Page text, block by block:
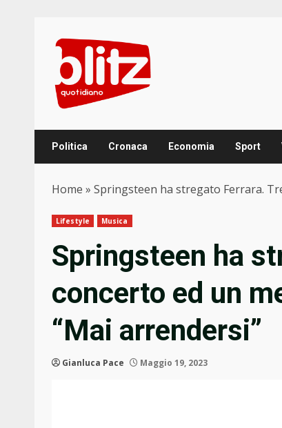
content
Politica Cronaca Economia Sport
Home » Springsteen ha stregato Ferrara.
Lifestyle Musica
Springsteen ha
concerto ed un
“Mai arrendersi”
Gianluca Pace Maggio 19, 2023